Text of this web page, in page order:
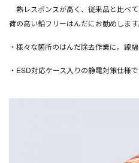
熱レスポンスが高く、従来品と比べ
荷の高い鉛フリーはんだにお勧めします
・様々な箇所のはんだ除去作業に。線幅
・ESD対応ケース入りの静電対策仕様で